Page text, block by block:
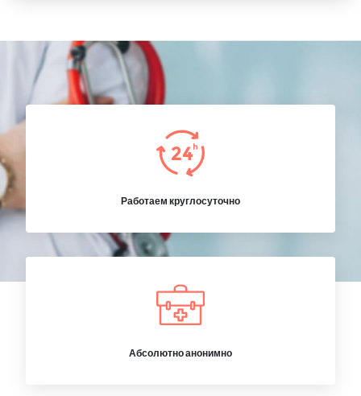
Работаем круглосуточно
Абсолютно анонимно